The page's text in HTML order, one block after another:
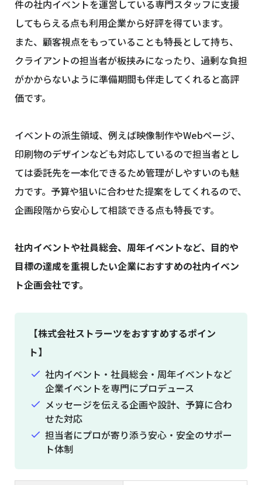
件の社内イベントを運営している専門スタッフに支援
してもらえる点も利用企業から好評を得ています。
また、顧客視点をもっていることも特長として持ち、
クライアントの担当者が板挟みになったり、過剰な負担
がかからないように準備期間も伴走してくれると高評
価です。
イベントの派生領域、例えば映像制作やWebページ、
印刷物のデザインなども対応しているので担当者とし
ては委託先を一本化できるため管理がしやすいのも魅
力です。予算や狙いに合わせた提案をしてくれるので、
企画段階から安心して相談できる点も特長です。
社内イベントや社員総会、周年イベントなど、目的や
目標の達成を重視したい企業におすすめの社内イベン
ト企画会社です。
【株式会社ストラーツをおすすめするポイン
ト】
社内イベント・社員総会・周年イベントなど
企業イベントを専門にプロデュース
メッセージを伝える企画や設計、予算に合わ
せた対応
担当者にプロが寄り添う安心・安全のサポー
ト体制